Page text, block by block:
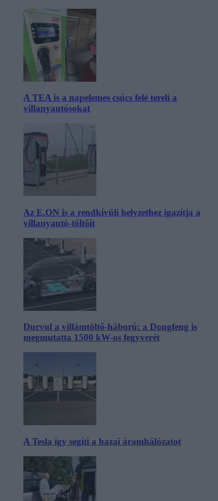
A TEA is a napelemes csúcs felé tereli a
villanyautósokat
Az E.ON is a rendkívüli helyzethez igazítja a
villanyautó-töltőit
Durvul a villámtöltő-háború: a Dongfeng is
megmutatta 1500 kW-os fegyverét
A Tesla így segíti a hazai áramhálózatot